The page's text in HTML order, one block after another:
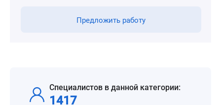
Предложить работу
Специалистов в данной категории:
1417